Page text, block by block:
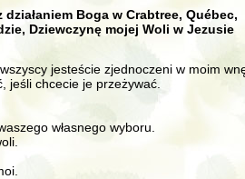
działaniem Boga w Crabtree, Québec,
Dziewczynę mojej Woli w Jezusie
jesteście zjednoczeni w moim
jeśli chcecie je przeżywać.
własnego wyboru.